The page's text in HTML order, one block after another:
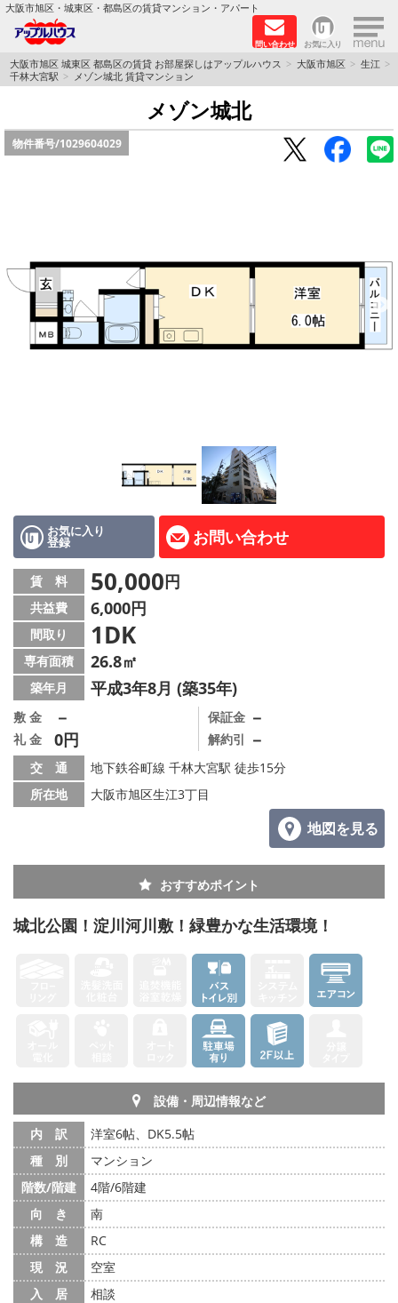
大阪市旭区・城東区・都島区の賃貸マンション・アパート
問い合わせ お気に入り ×
TOPページ
路線·駅から探す
スタッフ
BLOG
店舗情報·アクセス
会社概要
メールでお問い合わせ
大阪市旭区 城東区 都島区の賃貸 お部屋探しはアップルハウス 大阪市旭区
生江
千林大宮駅
メゾン城北 賃貸マンション
メゾン城北
物件番号/1029604029
お気に入り
登録 お問い合わせ
賃 料 50,000円
共益費 6,000円
間取り 1DK
専有面積 26.8㎡
築年月 平成3年8月 (築35年)
敷 金 －
礼 金 0円
保証金 －
解約引 －
交 通
地下鉄谷町線 千林大宮駅 徒歩15分
所在地
大阪市旭区生江3丁目
地図を見る
おすすめポイント
城北公園！淀川河川敷！緑豊かな生活環境！
設備・周辺情報など
内 訳
洋室6帖、DK5.5帖
種 別
マンション
階数/階建
4階/6階建
向 き
南
構 造
RC
現 況
空室
入 居
相談